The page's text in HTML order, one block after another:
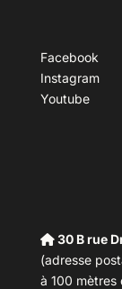
Facebook
Instagram
Youtube
30 B rue
(adresse
à 100 mètres